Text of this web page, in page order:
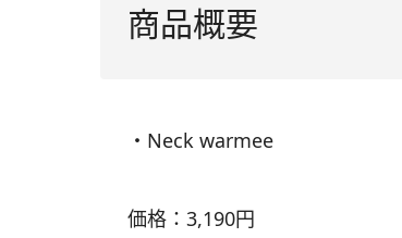
商品概要
・Neck warmee
価格：3,190円